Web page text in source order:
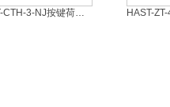
ZT-CTH-3-NJ按键荷重曲线试验机